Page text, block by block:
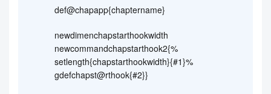
def@chapapp{chaptername}
newdimenchapstarthookwidth
newcommandchapstarthook2{%
setlength{chapstarthookwidth}{#1}%
gdefchapst@rthook{#2}}